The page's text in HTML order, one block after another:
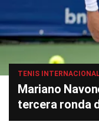
TENIS
Mariano
tercera ronda